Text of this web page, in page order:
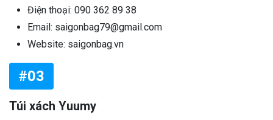
Điện thoại: 090 362 89 38
Email: saigonbag79@gmail.com
Website: saigonbag.vn
#03
Túi xách Yuumy